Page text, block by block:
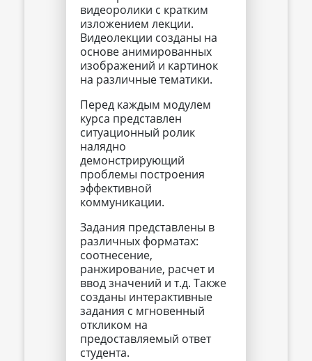
видеоролики с кратким
изложением лекции.
Видеолекции созданы на
основе анимированных
изображений и картинок
на различные тематики.
Перед каждым модулем
курса представлен
ситуационный ролик
налядно
демонстрирующий
проблемы построения
эффективной
коммуникации.
Задания представлены в
различных форматах:
соотнесение,
ранжирование, расчет и
ввод значений и т.д. Также
созданы интерактивные
задания с мгновенный
откликом на
предоставляемый ответ
студента.